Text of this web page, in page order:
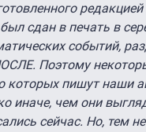
сдан в печать в
событий,
Поэтому
которых пишут наши
иначе, чем они
сейчас. Но, тем